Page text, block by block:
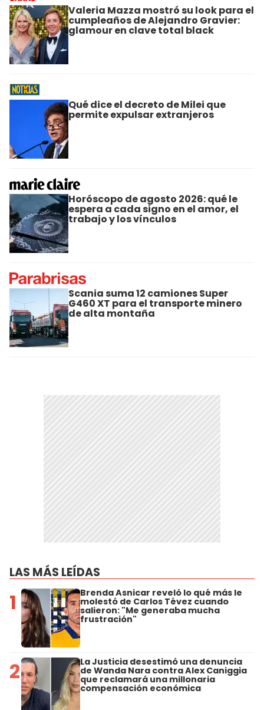
Valeria Mazza mostró su look para el
cumpleaños de Alejandro Gravier:
glamour en clave total black
Qué dice el decreto de Milei que
permite expulsar extranjeros
Horóscopo de agosto 2026: qué le
espera a cada signo en el amor, el
trabajo y los vínculos
Scania suma 12 camiones Super
G460 XT para el transporte minero
de alta montaña
LAS MÁS LEÍDAS
1 Brenda Asnicar reveló lo qué más le
molestó de Carlos Tévez cuando
salieron: "Me generaba mucha
frustración"
2 La Justicia desestimó una denuncia
de Wanda Nara contra Alex Caniggia
que reclamará una millonaria
compensación económica